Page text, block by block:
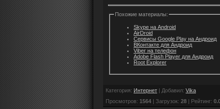
Похожие материалы:
Skype на Android
AirDroid
Сервисы Google Play на Андроид
ВКонтакте для Андроид
Viber на телефон
Adobe Flash Player для Андроид
Root Explorer
Категория: Интернет | Добавил: Vika
Просмотров: 1564 | Загрузок: 28 | Рейтинг: